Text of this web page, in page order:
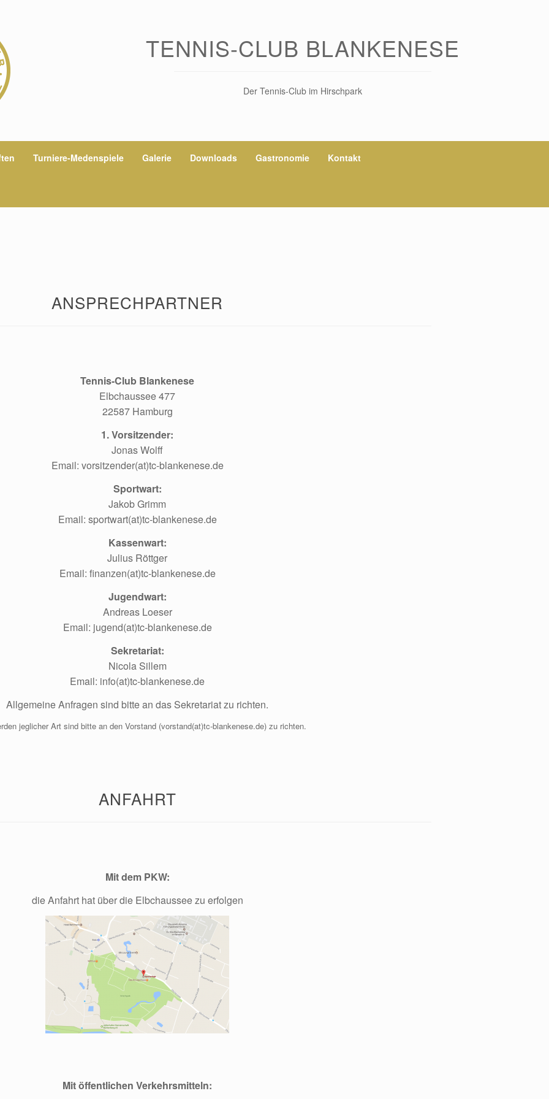
TENNIS-CLUB BLANKENESE
Der Tennis-Club im Hirschpark
Turniere-Medenspiele Galerie Downloads Gastronomie Kontakt
ANSPRECHPARTNER
Tennis-Club Blankenese
Elbchaussee 477
22587 Hamburg
1. Vorsitzender:
Jonas Wolff
Email: vorsitzender(at)tc-blankenese.de
Sportwart:
Jakob Grimm
Email: sportwart(at)tc-blankenese.de
Kassenwart:
Julius Röttger
Email: finanzen(at)tc-blankenese.de
Jugendwart:
Andreas Loeser
Email: jugend(at)tc-blankenese.de
Sekretariat:
Nicola Sillem
Email: info(at)tc-blankenese.de
Allgemeine Anfragen sind bitte an das Sekretariat zu richten.
jeglicher Art sind bitte an den Vorstand (vorstand(at)tc-blankenese.de) zu richten.
ANFAHRT
Mit dem PKW:
die Anfahrt hat über die Elbchaussee zu erfolgen
Mit öffentlichen Verkehrsmitteln: